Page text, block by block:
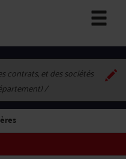
contrats, et des sociétés